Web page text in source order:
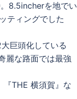
8.5incherを地でい
ティングでした
巨頭化している
麗な路面では最強
『THE 横須賀』な